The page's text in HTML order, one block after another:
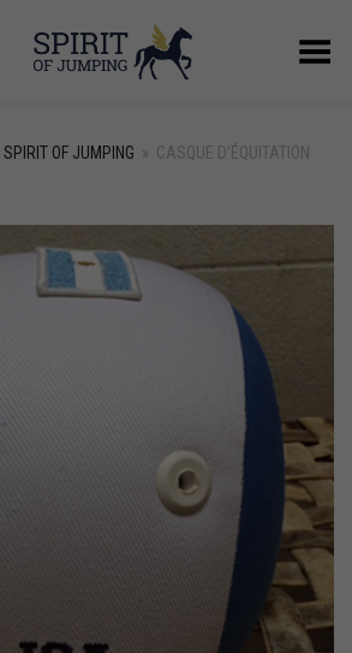
Basculer le menu
SPIRIT OF JUMPING » CASQUE D’ÉQUITATION